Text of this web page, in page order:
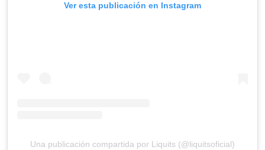
Ver esta publicación en Instagram
Una publicación compartida por Liquits (@liquitsoficial)